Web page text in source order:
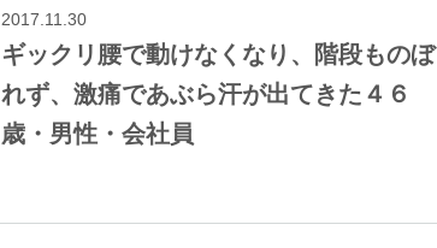
2017.11.30
ギックリ腰で動けなくなり、階段ものぼ
れず、激痛であぶら汗が出てきた４６
歳・男性・会社員